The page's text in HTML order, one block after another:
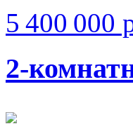
5 400 000
2-